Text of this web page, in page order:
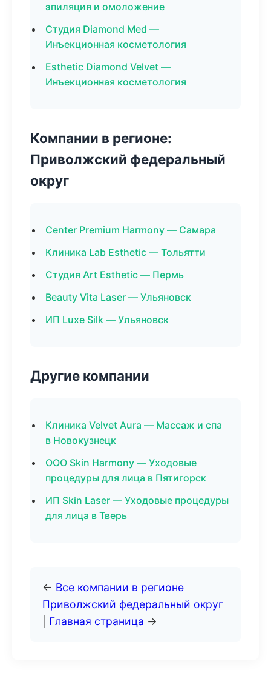
эпиляция и омоложение
Студия Diamond Med —
Инъекционная косметология
Esthetic Diamond Velvet —
Инъекционная косметология
Компании в регионе:
Приволжский федеральный
округ
Center Premium Harmony — Самара
Клиника Lab Esthetic — Тольятти
Студия Art Esthetic — Пермь
Beauty Vita Laser — Ульяновск
ИП Luxe Silk — Ульяновск
Другие компании
Клиника Velvet Aura — Массаж и спа
в Новокузнецк
ООО Skin Harmony — Уходовые
процедуры для лица в Пятигорск
ИП Skin Laser — Уходовые процедуры
для лица в Тверь
← Все компании в регионе
Приволжский федеральный округ
Главная страница →